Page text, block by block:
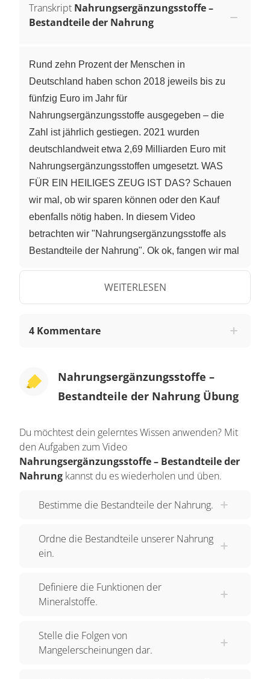
Transkript Nahrungsergänzungsstoffe –
Bestandteile der Nahrung
Rund zehn Prozent der Menschen in
Deutschland haben schon 2018 jeweils bis zu
fünfzig Euro im Jahr für
Nahrungsergänzungsstoffe ausgegeben – die
Zahl ist jährlich gestiegen. 2021 wurden
deutschlandweit etwa 2,69 Milliarden Euro mit
Nahrungsergänzungsstoffen umgesetzt. WAS
FÜR EIN HEILIGES ZEUG IST DAS? Schauen
wir mal, ob wir sparen können oder den Kauf
ebenfalls nötig haben. In diesem Video
betrachten wir "Nahrungsergänzungsstoffe als
Bestandteile der Nahrung". Ok ok, fangen wir mal
Energie. Selbst im Schaf müssen unsere
Organfunktionen aufrechterhalten werden und so
uns nehmen – denn da kommt die Energie her.
liefern uns Energie. Das sind Kohlenhydrate,
Fette und Proteine. Kohlenhydrate und Fette sind
dienen vor allem als Baustoffe für unsere Zellen
und Gewebe, doch wenn ein Mangel an
Kohlenhydraten und Fetten herrscht, sind auch
dauert bloß etwas länger. Oft unterschätzt werden
Mineralstoffe und Ballaststoffe. Sie liefern uns
zwar keine Energie, doch sind sie für den Erhalt
funktionierendes Immunsystem –
mitverantwortlich. Auch sie werden mit der
überlebenswichtig für uns. Manchmal herrscht,
aufgrund unterschiedlichster Ursachen, ein
WEITERLESEN
4 Kommentare
Nahrungsergänzungsstoffe –
Bestandteile der Nahrung Übung
Du möchtest dein gelerntes Wissen anwenden? Mit
den Aufgaben zum Video
Nahrungsergänzungsstoffe – Bestandteile der
Nahrung kannst du es wiederholen und üben.
Bestimme die Bestandteile der Nahrung.
Ordne die Bestandteile unserer Nahrung
ein.
Definiere die Funktionen der
Mineralstoffe.
Stelle die Folgen von
Mangelerscheinungen dar.